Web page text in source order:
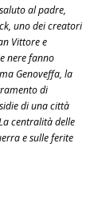
al padre,
uno dei creatori
Vittore e
nere fanno
Genoveffa, la
di
di una città
centralità delle
e sulle ferite